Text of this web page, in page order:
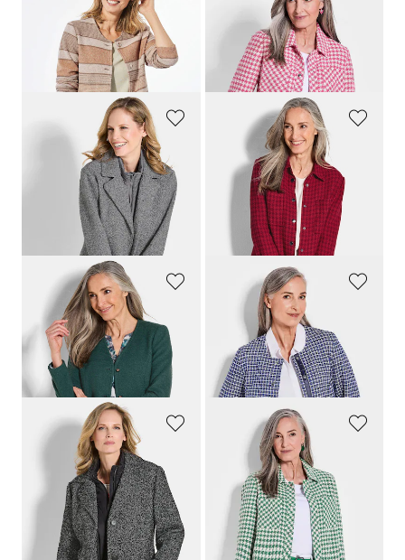
Jacke in Bouclé-Optik
79,95 €139,95 €
30-Tage-Bestpreis**: 99,95 €
179,95 €
30-Tage-Bestpreis**: 99,95 € (-10%)
209,95 €
30-Tage-Bestpreis**: 169,95 €
GOLDNER
Hemdjacke aus Bouclé
139,95 €
30-Tage-Bestpreis**: 109,95 €
GOLDNER
Edler Blazer aus Jersey
99,95 €169,95 €
30-Tage-Bestpreis**: 109,95 € (-9%)
Jacke in Karo-Optik
79,95 €159,95 €
30-Tage-Bestpreis**: 99,95 € (-20%)
109,95 €209,95 €
30-Tage-Bestpreis**: 169,95 €
89,95 €179,95 €
30-Tage-Bestpreis**: 99,95 €